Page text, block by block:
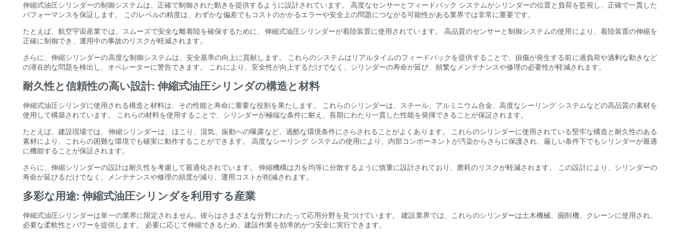
伸縮式油圧シリンダーの制御システムは、正確で制御された動きを提供するように設計されています。 高度なセンサーとフィードバック システムがシリンダーの位置と負荷を監視し、正確で一貫した
パフォーマンスを保証します。 このレベルの精度は、わずかな偏差でもコストのかかるエラーや安全上の問題につながる可能性がある業界では非常に重要です。
たとえば、航空宇宙産業では、スムーズで安全な離着陸を確保するために、伸縮式油圧シリンダーが着陸装置に使用されています。 高品質のセンサーと制御システムの使用により、着陸装置の伸縮を
正確に制御でき、運用中の事故のリスクが軽減されます。
さらに、伸縮シリンダーの高度な制御システムは、安全基準の向上に貢献します。 これらのシステムはリアルタイムのフィードバックを提供することで、損傷が発生する前に過負荷や過剰な動きなど
の潜在的な問題を検出し、オペレーターに警告できます。 これにより、安全性が向上するだけでなく、シリンダーの寿命が延び、頻繁なメンテナンスや修理の必要性が軽減されます。
耐久性と信頼性の高い設計: 伸縮式油圧シリンダの構造と材料
伸縮式油圧シリンダに使用される構造と材料は、その性能と寿命に重要な役割を果たします。 これらのシリンダーは、スチール、アルミニウム合金、高度なシーリング システムなどの高品質の素材を
使用して構築されています。 これらの材料を使用することで、シリンダーが極端な条件に耐え、長期にわたり一貫した性能を発揮できることが保証されます。
たとえば、建設現場では、伸縮シリンダーは、ほこり、湿気、振動への曝露など、過酷な環境条件にさらされることがよくあります。 これらのシリンダーに使用されている堅牢な構造と耐久性のある
素材により、これらの困難な環境でも確実に動作することができます。 高度なシーリング システムの使用により、内部コンポーネントが汚染からさらに保護され、厳しい条件下でもシリンダーが最適
に機能することが保証されます。
さらに、伸縮シリンダーの設計は耐久性を考慮して最適化されています。 伸縮機構は力を均等に分散するように慎重に設計されており、磨耗のリスクが軽減されます。 この設計により、シリンダーの
寿命が延びるだけでなく、メンテナンスや修理の頻度が減り、運用コストが削減されます。
多彩な用途: 伸縮式油圧シリンダを利用する産業
伸縮式油圧シリンダーは単一の業界に限定されません。彼らはさまざまな分野にわたって応用分野を見つけています。 建設業界では、これらのシリンダーは土木機械、掘削機、クレーンに使用され、
必要な柔軟性とパワーを提供します。 必要に応じて伸縮できるため、建設作業を効率的かつ安全に実行できます。